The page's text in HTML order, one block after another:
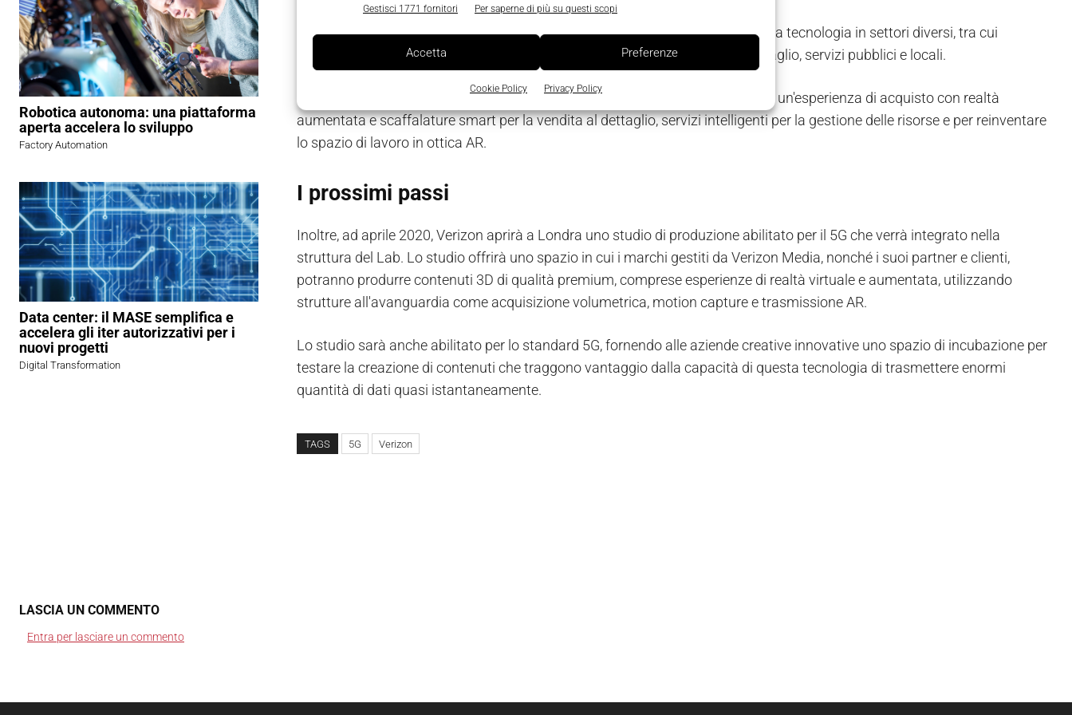
Gestisci 1771 fornitori Per saperne di più su questi scopi
Accetta Preferenze
Cookie Policy Privacy Policy
Robotica autonoma: una piattaforma
aperta accelera lo sviluppo
Factory Automation
Data center: il MASE semplifica e
accelera gli iter autorizzativi per i
nuovi progetti
Digital Transformation
Il London Lab mette in mostra una selezione diuse caseche utilizzano questa tecnologia in settori diversi, tra cui
pubblicità e intrattenimento, istruzione, produzione, medicina, vendita al dettaglio, servizi pubblici e locali.
Scendendo nel particolare è possibile osservare un centro di controllo mobile, un'esperienza di acquisto con realtà
aumentata e scaffalature smart per la vendita al dettaglio, servizi intelligenti per la gestione delle risorse e per reinventare
lo spazio di lavoro in ottica AR.
I prossimi passi
Inoltre, ad aprile 2020, Verizon aprirà a Londra uno studio di produzione abilitato per il 5G che verrà integrato nella
struttura del Lab. Lo studio offrirà uno spazio in cui i marchi gestiti da Verizon Media, nonché i suoi partner e clienti,
potranno produrre contenuti 3D di qualità premium, comprese esperienze di realtà virtuale e aumentata, utilizzando
strutture all'avanguardia come acquisizione volumetrica, motion capture e trasmissione AR.
Lo studio sarà anche abilitato per lo standard 5G, fornendo alle aziende creative innovative uno spazio di incubazione per
testare la creazione di contenuti che traggono vantaggio dalla capacità di questa tecnologia di trasmettere enormi
quantità di dati quasi istantaneamente.
TAGS 5G Verizon
LASCIA UN COMMENTO
Entra per lasciare un commento